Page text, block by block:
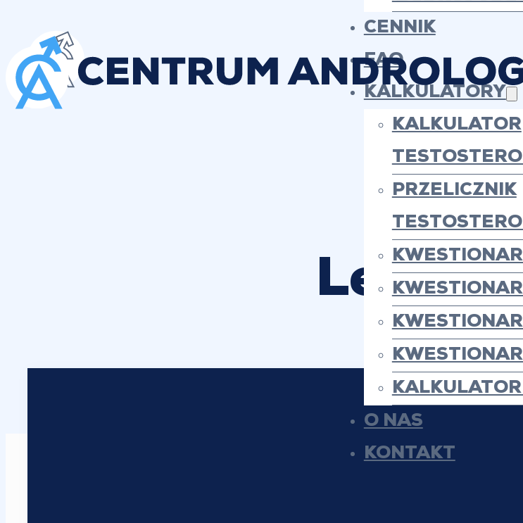
CENNIK
FAQ
KALKULATORY
KALKULATOR
PRZELICZNIK
O NAS
KONTAKT